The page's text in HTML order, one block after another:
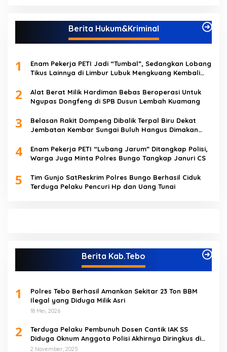
Berita Hukum&Kriminal
1
Enam Pekerja PETI Jadi “Tumbal”, Sedangkan Lobang
Tikus Lainnya di Limbur Lubuk Mengkuang Kembali
2
Alat Berat Milik Hardiman Bebas Beroperasi Untuk
Ngupas Dongfeng di SPB Dusun Lembah Kuamang
3
Belasan Rakit Dompeng Dibalik Terpal Biru Dekat
Jembatan Kembar Sungai Buluh Hangus Dimakan
4
Enam Pekerja PETI “Lubang Jarum” Ditangkap Polisi,
Warga Juga Minta Polres Bungo Tangkap Januri CS
5
Tim Gunjo SatReskrim Polres Bungo Berhasil Ciduk
Terduga Pelaku Pencuri Hp dan Uang Tunai
Berita Kab.Tebo
1
Polres Tebo Berhasil Amankan Sekitar 23 Ton BBM
Ilegal yang Diduga Milik Asri
18 Mei, 2026
2
Terduga Pelaku Pembunuh Dosen Cantik IAK SS
Diduga Oknum Anggota Polisi Akhirnya Diringkus di
Tebo Tengah
2 November, 2025